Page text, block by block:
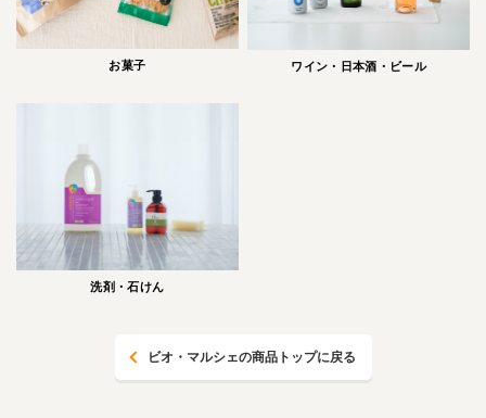
お菓子 ワイン・日本酒・ビール
洗剤・石けん
ビオ・マルシェの商品トップに戻る